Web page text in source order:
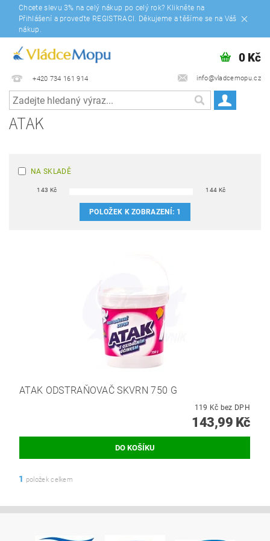
Chcete slevu 3% na celý nákup po celý rok? Klikněte na
Přihlášení a proveďte REGISTRACI. Děkujeme a těšíme se na Váš
nákup.
+420 734 161 914 info@vladcemopu.cz
0 Kč
ATAK
NA SKLADĚ
143 Kč 144 Kč
POLOŽEK K ZOBRAZENÍ: 1
ATAK ODSTRAŇOVAČ SKVRN 750 G
119 Kč bez DPH
143,99 Kč
1 položek celkem